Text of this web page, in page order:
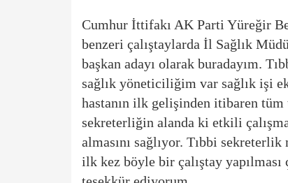
Cumhur İttifakı AK Parti Yüreğir
benzeri çalıştaylarda İl Sağlık
başkan adayı olarak buradayım.
sağlık yöneticiliğim var sağlık işi
hastanın ilk gelişinden itibaren
sekreterliğin alanda ki etkili
almasını sağlıyor. Tıbbi
ilk kez böyle bir çalıştay